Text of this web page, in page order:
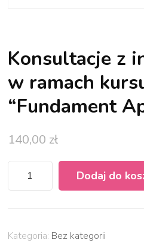
Konsultacje z
w ramach
“Fundament
140,00 zł
Dodaj do
Kategoria: Bez kategorii